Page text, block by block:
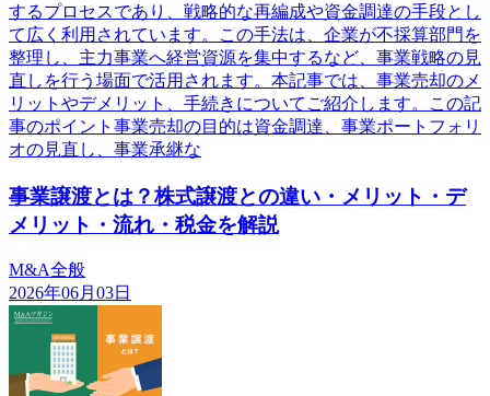
するプロセスであり、戦略的な再編成や資金調達の手段とし
て広く利用されています。この手法は、企業が不採算部門を
整理し、主力事業へ経営資源を集中するなど、事業戦略の見
直しを行う場面で活用されます。本記事では、事業売却のメ
リットやデメリット、手続きについてご紹介します。この記
事のポイント事業売却の目的は資金調達、事業ポートフォリ
オの見直し、事業承継な
事業譲渡とは？株式譲渡との違い・メリット・デ
メリット・流れ・税金を解説
M&A全般
2026年06月03日